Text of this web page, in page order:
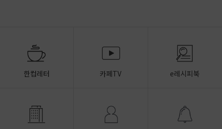
한컵레터 카페TV e레시피북